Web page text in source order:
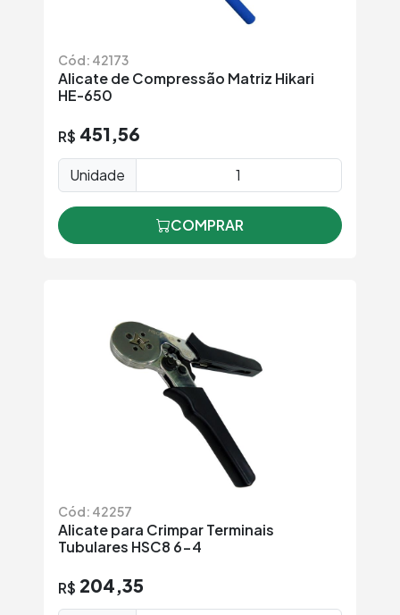
Cód: 42173
Alicate de Compressão Matriz Hikari
HE-650
R$ 451,56
Unidade
COMPRAR
Cód: 42257
Alicate para Crimpar Terminais
Tubulares HSC8 6-4
R$ 204,35